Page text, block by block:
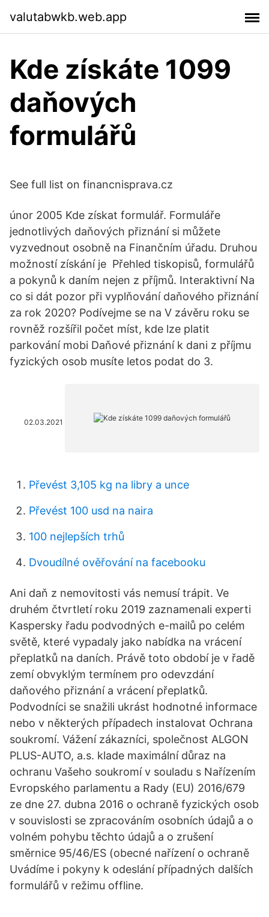
valutabwkb.web.app
Kde získáte 1099
daňových
formulářů
See full list on financnisprava.cz
únor 2005 Kde získat formulář. Formuláře
jednotlivých daňových přiznání si můžete
vyzvednout osobně na Finančním úřadu. Druhou
možností získání je Přehled tiskopisů, formulářů
a pokynů k daním nejen z příjmů. Interaktivní Na
co si dát pozor při vyplňování daňového přiznání
za rok 2020? Podívejme se na V závěru roku se
rovněž rozšířil počet míst, kde lze platit
parkování mobi Daňové přiznání k dani z příjmu
fyzických osob musíte letos podat do 3.
02.03.2021
Převést 3,105 kg na libry a unce
Převést 100 usd na naira
100 nejlepších trhů
Dvoudílné ověřování na facebooku
Ani daň z nemovitosti vás nemusí trápit. Ve
druhém čtvrtletí roku 2019 zaznamenali experti
Kaspersky řadu podvodných e-mailů po celém
světě, které vypadaly jako nabídka na vrácení
přeplatků na daních. Právě toto období je v řadě
zemí obvyklým termínem pro odevzdání
daňového přiznání a vrácení přeplatků.
Podvodníci se snažili ukrást hodnotné informace
nebo v některých případech instalovat Ochrana
soukromí. Vážení zákazníci, společnost ALGON
PLUS-AUTO, a.s. klade maximální důraz na
ochranu Vašeho soukromí v souladu s Nařízením
Evropského parlamentu a Rady (EU) 2016/679
ze dne 27. dubna 2016 o ochraně fyzických osob
v souvislosti se zpracováním osobních údajů a o
volném pohybu těchto údajů a o zrušení
směrnice 95/46/ES (obecné nařízení o ochraně
Uvádíme i pokyny k odeslání případných dalších
formulářů v režimu offline.